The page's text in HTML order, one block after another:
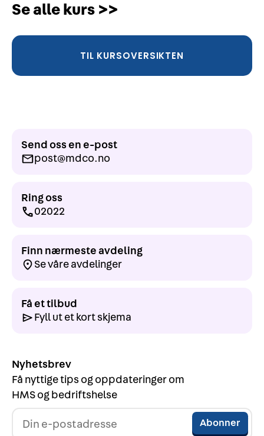
Se alle kurs >>
TIL KURSOVERSIKTEN
Send oss en e-post
post@mdco.no
Ring oss
02022
Finn nærmeste avdeling
Se våre avdelinger
Få et tilbud
Fyll ut et kort skjema
Nyhetsbrev
Få nyttige tips og oppdateringer om
HMS og bedriftshelse